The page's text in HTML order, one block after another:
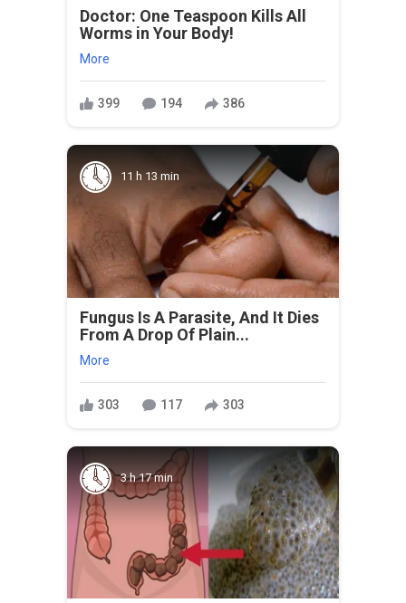
Doctor: One Teaspoon Kills All
Worms in Your Body!
More
399 194 386
11 h 13 min
Fungus Is A Parasite, And It Dies
From A Drop Of Plain...
More
303 117 303
3 h 17 min